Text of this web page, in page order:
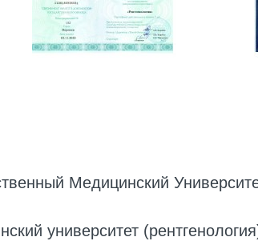
Медицинский
университет